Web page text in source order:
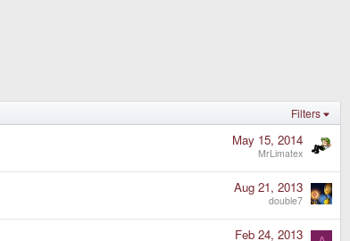
Filters
May 15, 2014
MrLimatex
Aug 21, 2013
double7
Feb 24, 2013